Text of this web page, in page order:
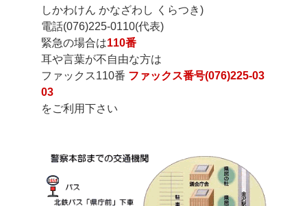
しかわけん かなざわし くらつき)
電話(076)225-0110(代表)
緊急の場合は110番
耳や言葉が不自由な方は
ファックス110番 ファックス番号(076)225-03
03
をご利用下さい